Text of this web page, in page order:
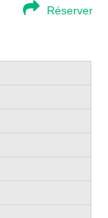
Réserver